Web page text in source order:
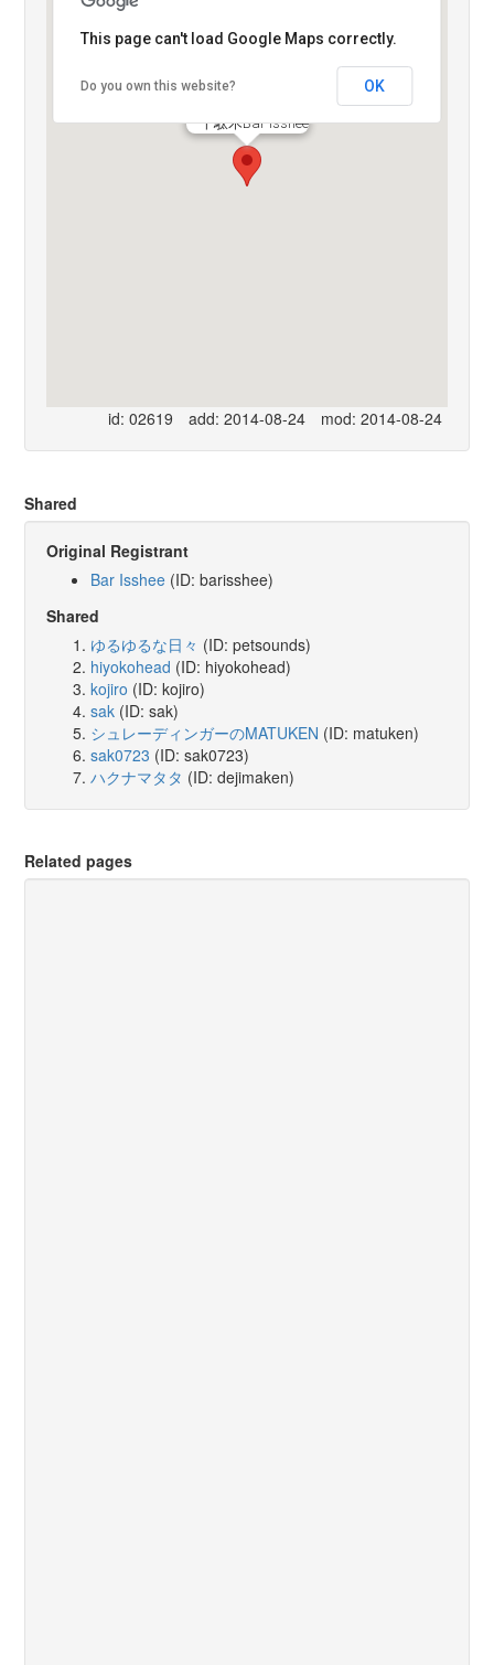
千駄木Bar Isshee
This page can't load Google Maps correctly.
Do you own this website? OK
id: 02619 add: 2014-08-24 mod: 2014-08-24
Shared
Original Registrant
Bar Isshee (ID: barisshee)
Shared
ゆるゆるな日々 (ID: petsounds)
hiyokohead (ID: hiyokohead)
kojiro (ID: kojiro)
sak (ID: sak)
シュレーディンガーのMATUKEN (ID: matuken)
sak0723 (ID: sak0723)
ハクナマタタ (ID: dejimaken)
Related pages